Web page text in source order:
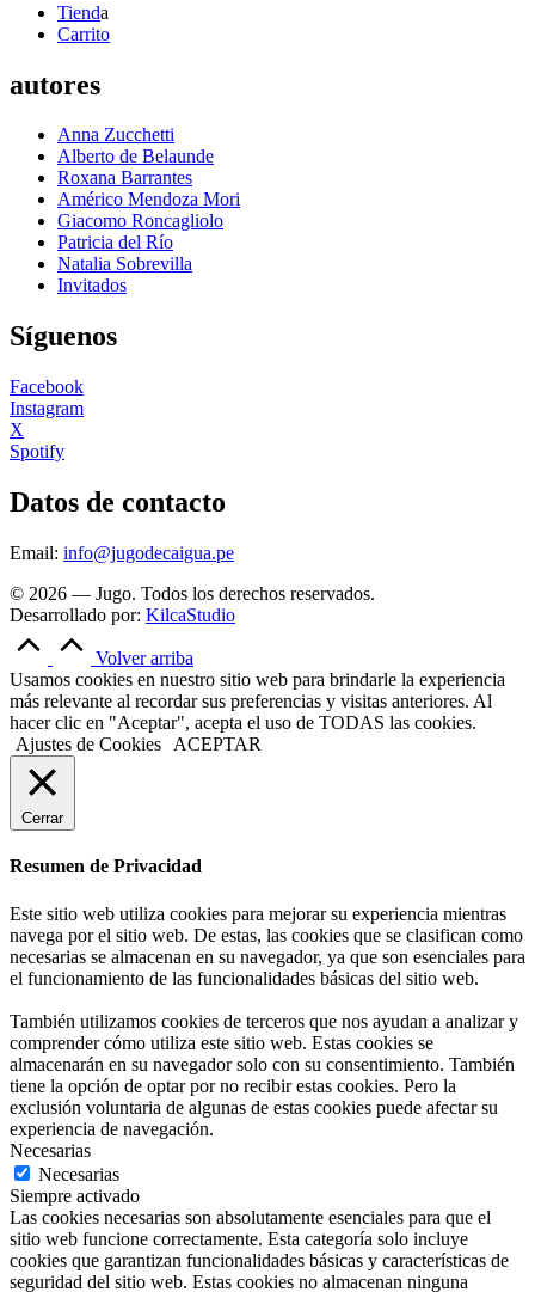
Tienda
Carrito
autores
Anna Zucchetti
Alberto de Belaunde
Roxana Barrantes
Américo Mendoza Mori
Giacomo Roncagliolo
Patricia del Río
Natalia Sobrevilla
Invitados
Síguenos
Facebook
Instagram
X
Spotify
Datos de contacto
Email: info@jugodecaigua.pe
© 2026 — Jugo. Todos los derechos reservados.
Desarrollado por: KilcaStudio
Volver arriba
Usamos cookies en nuestro sitio web para brindarle la experiencia
más relevante al recordar sus preferencias y visitas anteriores. Al
hacer clic en "Aceptar", acepta el uso de TODAS las cookies.
Ajustes de Cookies
ACEPTAR
Cerrar
Resumen de Privacidad
Este sitio web utiliza cookies para mejorar su experiencia mientras
navega por el sitio web. De estas, las cookies que se clasifican como
necesarias se almacenan en su navegador, ya que son esenciales para
el funcionamiento de las funcionalidades básicas del sitio web.
También utilizamos cookies de terceros que nos ayudan a analizar y
comprender cómo utiliza este sitio web. Estas cookies se
almacenarán en su navegador solo con su consentimiento. También
tiene la opción de optar por no recibir estas cookies. Pero la
exclusión voluntaria de algunas de estas cookies puede afectar su
experiencia de navegación.
Necesarias
Necesarias
Siempre activado
Las cookies necesarias son absolutamente esenciales para que el
sitio web funcione correctamente. Esta categoría solo incluye
cookies que garantizan funcionalidades básicas y características de
seguridad del sitio web. Estas cookies no almacenan ninguna